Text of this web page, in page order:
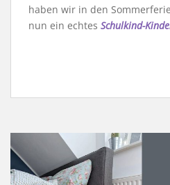
haben wir in den
nun ein echtes Schulkind-